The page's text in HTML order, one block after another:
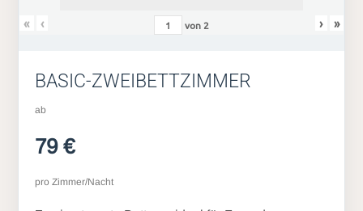
« ‹ von 2 › »
BASIC-ZWEIBETTZIMMER
ab
79 €
pro Zimmer/Nacht